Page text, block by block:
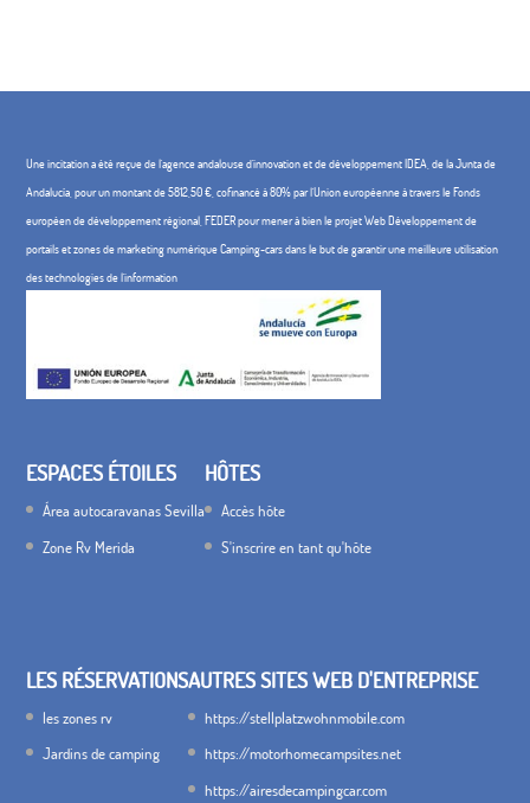
Une incitation a été reçue de l'agence andalouse d'innovation et de développement IDEA, de la Junta de
Andalucía, pour un montant de 5812,50 €, cofinancé à 80% par l'Union européenne à travers le Fonds
européen de développement régional, FEDER pour mener à bien le projet Web Développement de
portails et zones de marketing numérique Camping-cars dans le but de garantir une meilleure utilisation
des technologies de l'information
ESPACES ÉTOILES
Área autocaravanas Sevilla
Zone Rv Merida
HÔTES
Accès hôte
S'inscrire en tant qu'hôte
LES RÉSERVATIONS
les zones rv
Jardins de camping
AUTRES SITES WEB D'ENTREPRISE
https://stellplatzwohnmobile.com
https://motorhomecampsites.net
https://airesdecampingcar.com